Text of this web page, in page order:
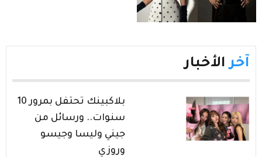
آخر الأخبار
بلاكبينك تحتفل بمرور 10
سنوات.. ورسائل من
جيني وليسا وجيسو
وروزي